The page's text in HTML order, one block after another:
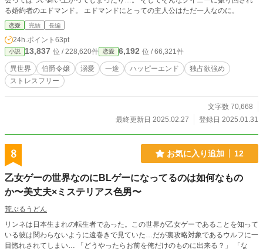
る婚約者のエドマンド。 エドマンドにとっての主人公はただ一人なのに。
恋愛 完結 長編
24h.ポイント 63pt
小説 13,837 位 / 228,620件 恋愛 6,192 位 / 66,321件
異世界 伯爵令嬢 溺愛 一途 ハッピーエンド
独占欲強め
ストレスフリー
文字数 70,668
最終更新日 2025.02.27
登録日 2025.01.31
8 お気に入り追加 12
乙女ゲーの世界なのにBLゲーになってるのは如何なもの
か〜美丈夫×ミステリアス色男〜
荒ぶるうどん
リンネは日本生まれの転生者であった。この世界が乙女ゲーであることを知って
いる彼は関わらないように遠巻きで見ていた…だが裏攻略対象であるウルフに一
目惚れされてしまい… 「どうやったらお前を俺だけのものに出来る？」 「な